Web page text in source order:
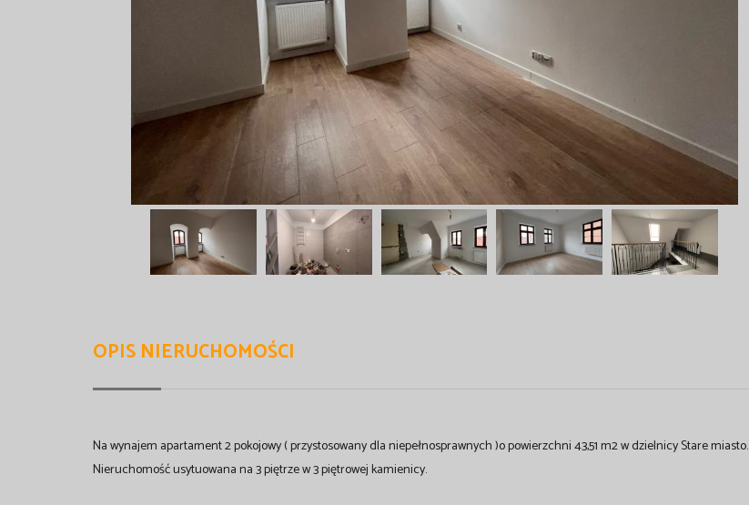
OPIS NIERUCHOMOŚCI
Na wynajem apartament 2 pokojowy ( przystosowany dla niepełnosprawnych )o powierzchni 43,51 m2 w dzielnicy Stare miasto.
Nieruchomość usytuowana na 3 piętrze w 3 piętrowej kamienicy.